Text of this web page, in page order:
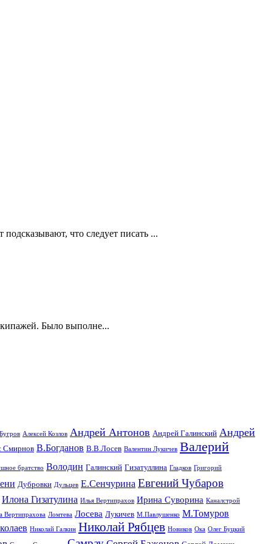
что следует писать ...
Было выполне...
Алексей Козлов Андрей Антонов Андрей Галинский Андрей
Смирнов В.Богданов В.В.Лосев Валентин Лукичев Валерий
братство Володин Галинский Гизатуллина Гладков Григорий
Дубровки Дульцев Е.Сенчурина Евгений Чубаров
Илона Гизатулина Илья Вертипрахов Ирина Суворина Каналстрой
Вертипрахова Ломтева Лосева Лукичев М.Павлушенко М.Томуров
Николай Галкин Николай Рябцев Новиков Ока Олег Буцкий